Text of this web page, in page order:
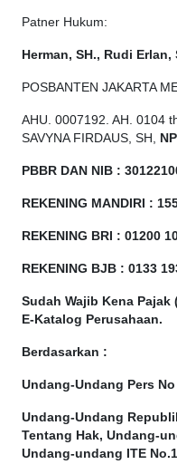
Patner Hukum:
Herman, SH., Rudi Erlan,
POSBANTEN JAKARTA
AHU. 0007192. AH. 0104
SAVYNA FIRDAUS, SH,
PBBR DAN NIB :
REKENING MANDIRI :
REKENING BRI : 01200
REKENING BJB : 0133
Sudah Wajib Kena Pajak
E-Katalog Perusahaan.
Berdasarkan :
Undang-Undang Pers
Undang-Undang
Tentang Hak, Undang-
Undang-undang ITE